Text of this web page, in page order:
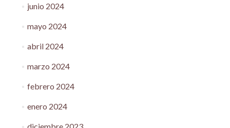
junio 2024
mayo 2024
abril 2024
marzo 2024
febrero 2024
enero 2024
diciembre 2023